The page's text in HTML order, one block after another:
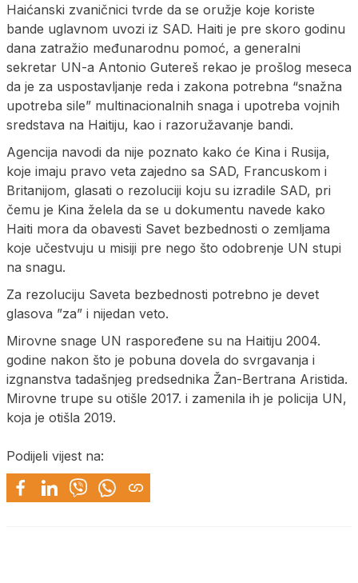
Haićanski zvaničnici tvrde da se oružje koje koriste
bande uglavnom uvozi iz SAD. Haiti je pre skoro godinu
dana zatražio međunarodnu pomoć, a generalni
sekretar UN-a Antonio Gutereš rekao je prošlog meseca
da je za uspostavljanje reda i zakona potrebna “snažna
upotreba sile” multinacionalnih snaga i upotreba vojnih
sredstava na Haitiju, kao i razoružavanje bandi.
Agencija navodi da nije poznato kako će Kina i Rusija,
koje imaju pravo veta zajedno sa SAD, Francuskom i
Britanijom, glasati o rezoluciji koju su izradile SAD, pri
čemu je Kina želela da se u dokumentu navede kako
Haiti mora da obavesti Savet bezbednosti o zemljama
koje učestvuju u misiji pre nego što odobrenje UN stupi
na snagu.
Za rezoluciju Saveta bezbednosti potrebno je devet
glasova ”za” i nijedan veto.
Mirovne snage UN raspoređene su na Haitiju 2004.
godine nakon što je pobuna dovela do svrgavanja i
izgnanstva tadašnjeg predsednika Žan-Bertrana Aristida.
Mirovne trupe su otišle 2017. i zamenila ih je policija UN,
koja je otišla 2019.
Podijeli vijest na: